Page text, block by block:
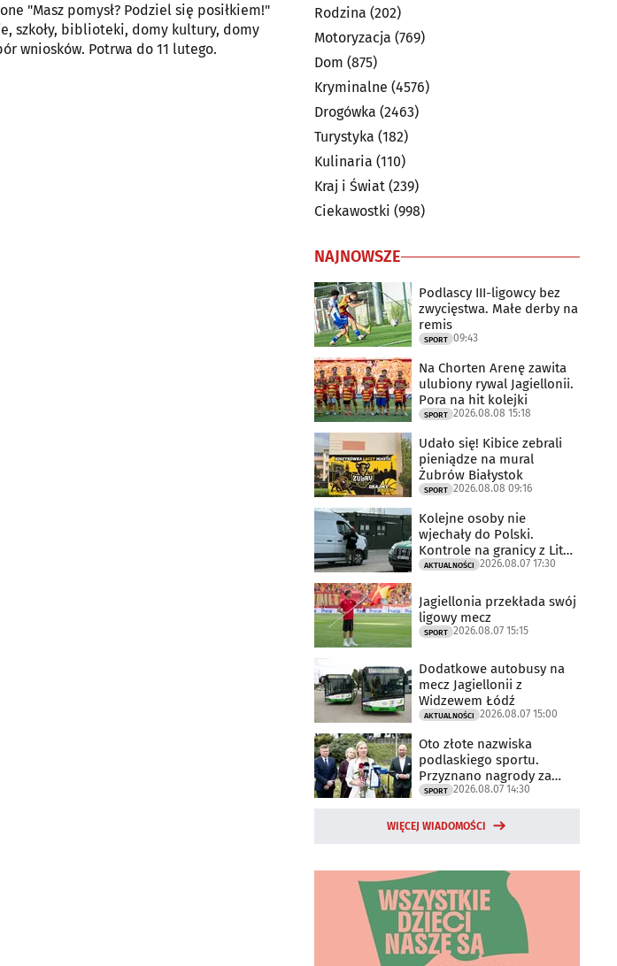
"Masz pomysł? Podziel się posiłkiem!"
szkoły, biblioteki, domy kultury, domy
wniosków. Potrwa do 11 lutego.
Rodzina (202)
Motoryzacja (769)
Dom (875)
Kryminalne (4576)
Drogówka (2463)
Turystyka (182)
Kulinaria (110)
Kraj i Świat (239)
Ciekawostki (998)
NAJNOWSZE
Podlascy III-ligowcy bez
zwycięstwa. Małe derby na
remis
SPORT 09:43
Na Chorten Arenę zawita
ulubiony rywal Jagiellonii.
Pora na hit kolejki
SPORT 2026.08.08 15:18
Udało się! Kibice zebrali
pieniądze na mural
Żubrów Białystok
SPORT 2026.08.08 09:16
Kolejne osoby nie
wjechały do Polski.
Kontrole na granicy z Litwą
trwają
AKTUALNOŚCI 2026.08.07 17:30
Jagiellonia przekłada swój
ligowy mecz
SPORT 2026.08.07 15:15
Dodatkowe autobusy na
mecz Jagiellonii z
Widzewem Łódź
AKTUALNOŚCI 2026.08.07 15:00
Oto złote nazwiska
podlaskiego sportu.
Przyznano nagrody za
2025 rok
SPORT 2026.08.07 14:30
WIĘCEJ WIADOMOŚCI